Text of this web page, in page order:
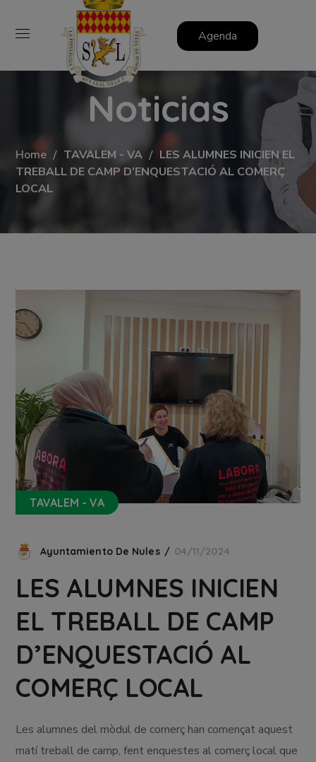
Agenda
Noticias
Home TAVALEM - VA
LES ALUMNES INICIEN EL
TREBALL DE CAMP D’ENQUESTACIÓ AL COMERÇ
LOCAL
TAVALEM - VA
Ayuntamiento De Nules 04/11/2024
LES ALUMNES INICIEN
EL TREBALL DE CAMP
D’ENQUESTACIÓ AL
COMERÇ LOCAL
Les alumnes del mòdul de comerç han començat aquest
matí treball de camp, fent enquestes al comerç local que